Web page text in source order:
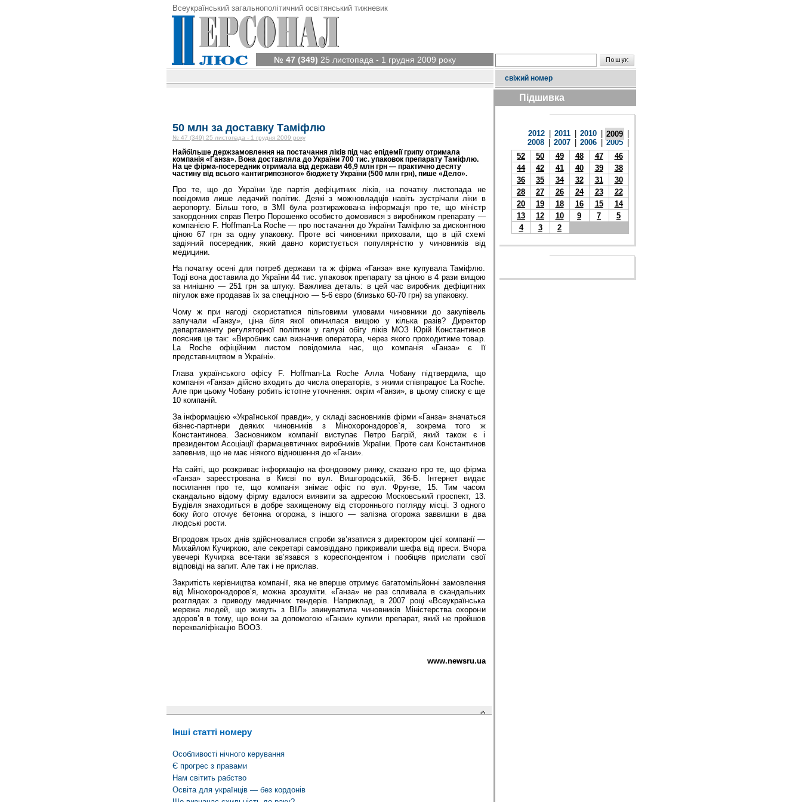
Всеукраїнський загальнополітичний освітянський тижневик
№ 47 (349) 25 листопада - 1 грудня 2009 року
свіжий номер
50 млн за доставку Таміфлю
№ 47 (349) 25 листопада - 1 грудня 2009 року
Найбільше держзамовлення на постачання ліків під час епідемії грипу отримала
компанія «Ганза». Вона доставляла до України 700 тис. упаковок препарату Таміфлю.
На це фірма-посередник отримала від держави 46,9 млн грн — практично десяту
частину від всього «антигрипозного» бюджету України (500 млн грн), пише «Дело».
Про те, що до України їде партія дефіцитних ліків, на початку листопада не
повідомив лише ледачий політик. Деякі з можновладців навіть зустрічали ліки в
аеропорту. Більш того, в ЗМІ була розтиражована інформація про те, що міністр
закордонних справ Петро Порошенко особисто домовився з виробником препарату —
компанією F. Hoffman-La Roche — про постачання до України Таміфлю за дисконтною
ціною 67 грн за одну упаковку. Проте всі чиновники приховали, що в цій схемі
задіяний посередник, який давно користується популярністю у чиновників від
медицини.
На початку осені для потреб держави та ж фірма «Ганза» вже купувала Таміфлю.
Тоді вона доставила до України 44 тис. упаковок препарату за ціною в 4 рази вищою
за нинішню — 251 грн за штуку. Важлива деталь: в цей час виробник дефіцитних
пігулок вже продавав їх за спецціною — 5-6 євро (близько 60-70 грн) за упаковку.
Чому ж при нагоді скористатися пільговими умовами чиновники до закупівель
залучали «Ганзу», ціна біля якої опинилася вищою у кілька разів? Директор
департаменту регуляторної політики у галузі обігу ліків МОЗ Юрій Константинов
пояснив це так: «Виробник сам визначив оператора, через якого проходитиме товар.
La Roche офіційним листом повідомила нас, що компанія «Ганза» є її
представництвом в Україні».
Глава українського офісу F. Hoffman-La Roche Алла Чобану підтвердила, що
компанія «Ганза» дійсно входить до числа операторів, з якими співпрацює La Roche.
Але при цьому Чобану робить істотне уточнення: окрім «Ганзи», в цьому списку є ще
10 компаній.
За інформацією «Української правди», у складі засновників фірми «Ганза» значаться
бізнес-партнери деяких чиновників з Мінохоронздоров`я, зокрема того ж
Константинова. Засновником компанії виступає Петро Багрій, який також є і
президентом Асоціації фармацевтичних виробників України. Проте сам Константинов
запевнив, що не має ніякого відношення до «Ганзи».
На сайті, що розкриває інформацію на фондовому ринку, сказано про те, що фірма
«Ганза» зареєстрована в Києві по вул. Вишгородській, 36-Б. Інтернет видає
посилання про те, що компанія знімає офіс по вул. Фрунзе, 15. Тим часом
скандально відому фірму вдалося виявити за адресою Московський проспект, 13.
Будівля знаходиться в добре захищеному від стороннього погляду місці. З одного
боку його оточує бетонна огорожа, з іншого — залізна огорожа заввишки в два
людські рости.
Впродовж трьох днів здійснювалися спроби зв’язатися з директором цієї компанії —
Михайлом Кучиркою, але секретарі самовіддано прикривали шефа від преси. Вчора
увечері Кучирка все-таки зв’язався з кореспондентом і пообіцяв прислати свої
відповіді на запит. Але так і не прислав.
Закритість керівництва компанії, яка не вперше отримує багатомільйонні замовлення
від Мінохоронздоров’я, можна зрозуміти. «Ганза» не раз спливала в скандальних
розглядах з приводу медичних тендерів. Наприклад, в 2007 році «Всеукраїнська
мережа людей, що живуть з ВІЛ» звинуватила чиновників Міністерства охорони
здоров’я в тому, що вони за допомогою «Ганзи» купили препарат, який не пройшов
перекваліфікацію ВООЗ.
www.newsru.ua
Інші статті номеру
Особливості нічного керування
Є прогрес з правами
Нам світить рабство
Освіта для українців — без кордонів
Підшивка
2012 2011 2010 2009
2008
2007 2006 2005
52
50 49 48 47
46
44
42 41 40 39
38
36
35 34 32 31
30
28
27 26 24 23
22
20
19 18 16 15
14
13
12 10 9 7
5
4
3 2